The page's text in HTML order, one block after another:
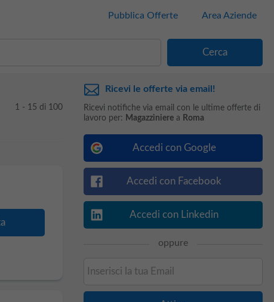
Pubblica Offerte Area Aziende
1 - 15 di 100
Ricevi le offerte via email!
Ricevi notifiche via email con le ultime offerte di
lavoro per: Magazzinierea Roma
Accedi con Google
Accedi con Facebook
Accedi con Linkedin
oppure